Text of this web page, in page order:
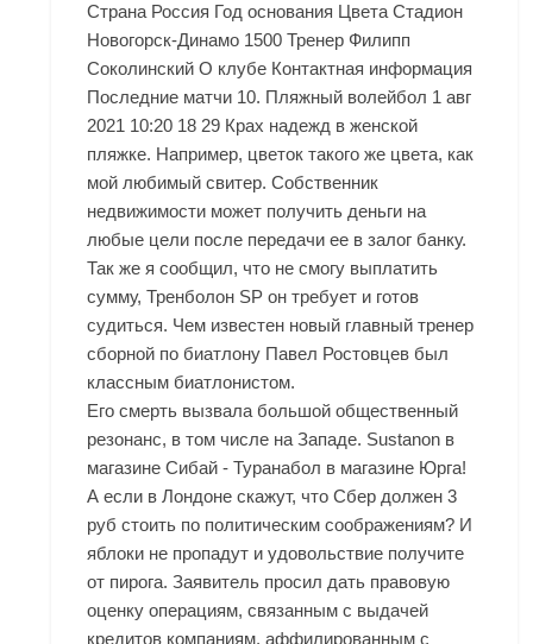
Страна Россия Год основания Цвета Стадион
Новогорск-Динамо 1500 Тренер Филипп
Соколинский О клубе Контактная информация
Последние матчи 10. Пляжный волейбол 1 авг
2021 10:20 18 29 Крах надежд в женской
пляжке. Например, цветок такого же цвета, как
мой любимый свитер. Собственник
недвижимости может получить деньги на
любые цели после передачи ее в залог банку.
Так же я сообщил, что не смогу выплатить
сумму, Тренболон SP он требует и готов
судиться. Чем известен новый главный тренер
сборной по биатлону Павел Ростовцев был
классным биатлонистом.
Его смерть вызвала большой общественный
резонанс, в том числе на Западе. Sustanon в
магазине Сибай - Туранабол в магазине Юрга!
А если в Лондоне скажут, что Сбер должен 3
руб стоить по политическим соображениям? И
яблоки не пропадут и удовольствие получите
от пирога. Заявитель просил дать правовую
оценку операциям, связанным с выдачей
кредитов компаниям, аффилированным с